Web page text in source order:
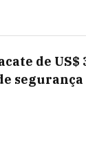
de
segurança